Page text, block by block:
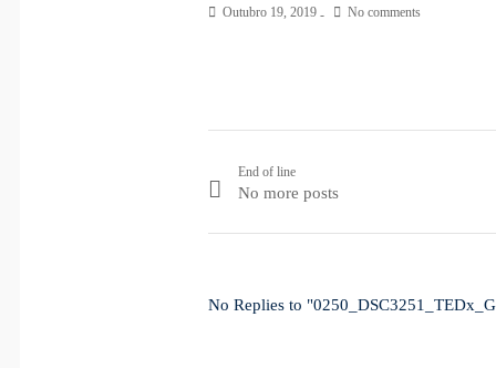
Outubro 19, 2019 No comments
End of line
No more posts
No Replies to